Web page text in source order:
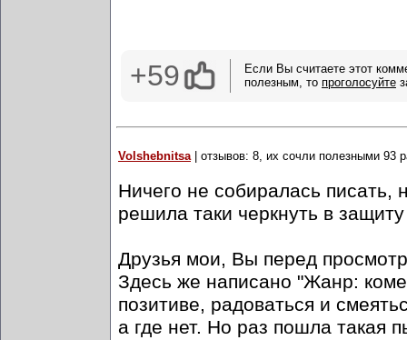
+59
Если Вы считаете этот
полезным, то проголосуйте
Volshebnitsa| отзывов: 8, их сочли полезными 93
Ничего не собиралась писать,
решила таки черкнуть в
Друзья мои, Вы перед
Здесь же написано "Жанр:
позитиве, радоваться и
а где нет. Но раз пошла такая